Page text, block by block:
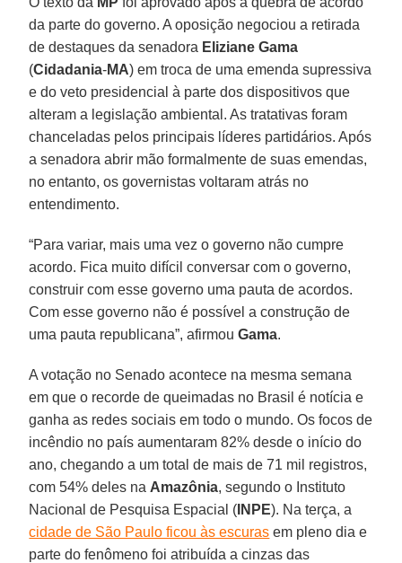
da parte do governo. A oposição negociou a retirada
de destaques da senadora Eliziane Gama
(Cidadania-MA) em troca de uma emenda supressiva
e do veto presidencial à parte dos dispositivos que
alteram a legislação ambiental. As tratativas foram
chanceladas pelos principais líderes partidários. Após
a senadora abrir mão formalmente de suas emendas,
no entanto, os governistas voltaram atrás no
entendimento.
“Para variar, mais uma vez o governo não cumpre
acordo. Fica muito difícil conversar com o governo,
construir com esse governo uma pauta de acordos.
Com esse governo não é possível a construção de
uma pauta republicana”, afirmouGama.
A votação no Senado acontece na mesma semana
em que o recorde de queimadas no Brasil é notícia e
ganha as redes sociais em todo o mundo. Os focos de
incêndio no país aumentaram 82% desde o início do
ano, chegando a um total de mais de 71 mil registros,
com 54% deles na Amazônia, segundo o Instituto
Nacional de Pesquisa Espacial ( INPE). Na terça, a
cidade de São Paulo ficou às escuras em pleno dia e
parte do fenômeno foi atribuída a cinzas das